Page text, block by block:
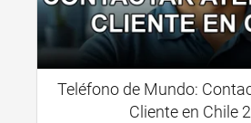
Teléfono de Mundo:
Cliente en Chile